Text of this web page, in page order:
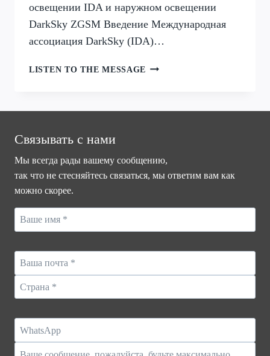
освещении IDA и наружном освещении
DarkSky ZGSM Введение Международная
ассоциация DarkSky (IDA)…
LISTEN TO THE MESSAGE КОЕ-
ОСВЕЩЕНИЕ
ТЕМНОГО
Связывать с нами
Мы всегда рады вашему сообщению,
так что не стесняйтесь связаться, мы ответим вам как
можно скорее.